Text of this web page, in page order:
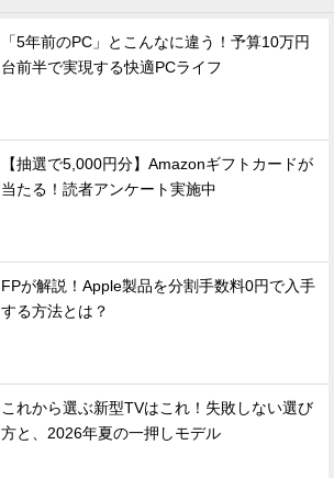
「5年前のPC」とこんなに違う！予算10万円
台前半で実現する快適PCライフ
【抽選で5,000円分】Amazonギフトカードが
当たる！読者アンケート実施中
FPが解説！Apple製品を分割手数料0円で入手
する方法とは？
これから選ぶ新型TVはこれ！失敗しない選び
方と、2026年夏の一押しモデル